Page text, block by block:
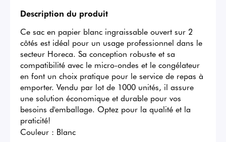
Description du produit
Ce sac en papier blanc ingraissable ouvert sur 2
côtés est idéal pour un usage professionnel dans le
secteur Horeca. Sa conception robuste et sa
compatibilité avec le micro-ondes et le congélateur
en font un choix pratique pour le service de repas à
emporter. Vendu par lot de 1000 unités, il assure
une solution économique et durable pour vos
besoins d'emballage. Optez pour la qualité et la
praticité!
Couleur : Blanc